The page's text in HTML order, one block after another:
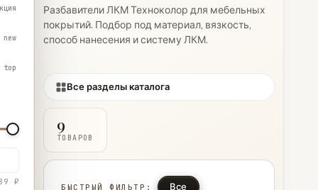
Разбавители ЛКМ Техноколор для мебельных
покрытий. Подбор под материал, вязкость,
способ нанесения и систему ЛКМ.
Все разделы каталога
9
ТОВАРОВ
БЫСТРЫЙ ФИЛЬТР:
Все
new
top
₽